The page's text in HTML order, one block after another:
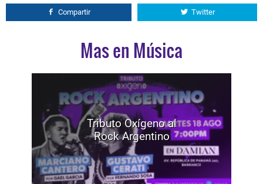
Compartir Twitter
Mas en Música
Tributo Oxígeno al
Rock Argentino